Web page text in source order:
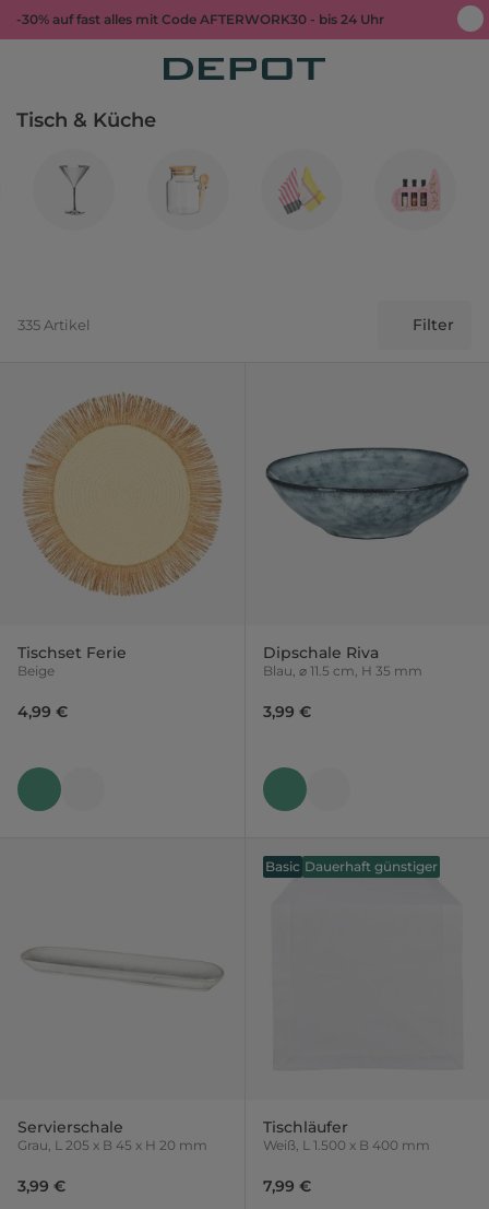
-30% auf fast alles mit Code AFTERWORK30 - bis 24 Uhr
Tisch & Küche
335 Artikel Filter
Tischset Ferie
Beige
4,99 €
Dipschale Riva
Blau, ⌀ 11.5 cm, H 35 mm
3,99 €
Servierschale
Grau, L 205 x B 45 x H 20 mm
3,99 €
Tischläufer
Weiß, L 1.500 x B 400 mm
7,99 €
Basic Dauerhaft günstiger